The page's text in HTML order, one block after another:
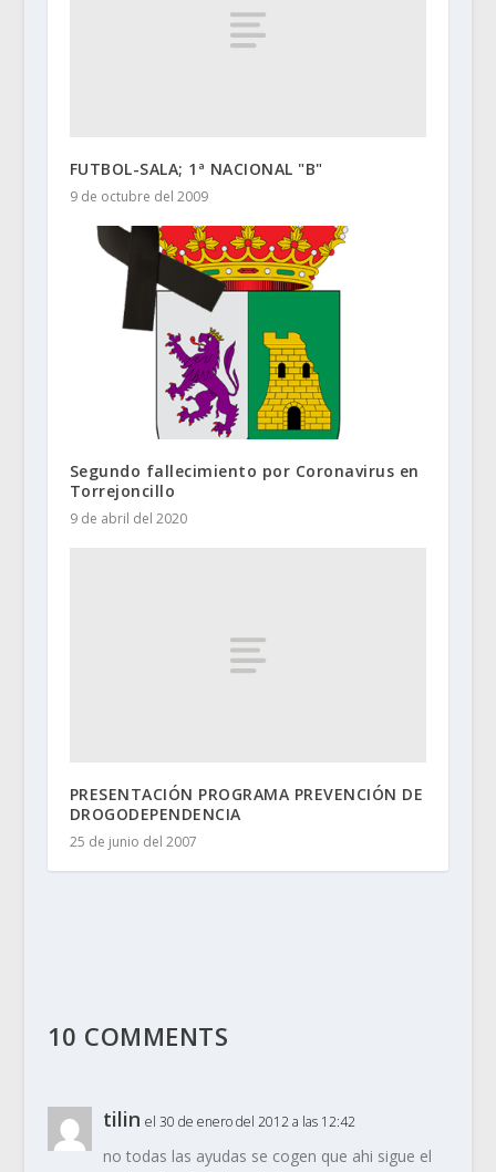
FUTBOL-SALA; 1ª NACIONAL "B"
9 de octubre del 2009
Segundo fallecimiento por Coronavirus en
Torrejoncillo
9 de abril del 2020
PRESENTACIÓN PROGRAMA PREVENCIÓN DE
DROGODEPENDENCIA
25 de junio del 2007
10 COMMENTS
tilin el 30 de enero del 2012 a las 12:42
no todas las ayudas se cogen que ahi sigue el